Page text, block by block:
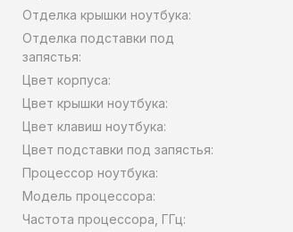
Отделка крышки ноутбука:
Отделка подставки под
запястья:
Цвет корпуса:
Цвет крышки ноутбука:
Цвет клавиш ноутбука:
Цвет подставки под запястья:
Процессор ноутбука:
Модель процессора:
Частота процессора, ГГц: